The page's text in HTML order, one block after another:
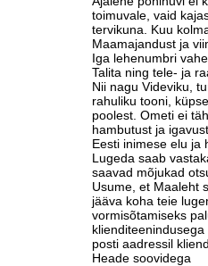
toimuvale, vaid
tervikuna. Kuu
Maamajandust ja
Iga lehenumbri
Talita ning tele- ja
Nii nagu Videviku,
rahuliku tooni,
poolest. Ometi ei
hambutust ja
Eesti inimese elu ja
Lugeda saab
saavad mõjukad
Usume, et Maaleht
jääva koha teie
vormisõtamiseks
posti aadressil
Heade soovidega